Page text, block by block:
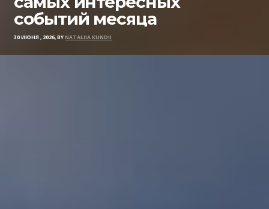
событий месяца
30 ИЮНЯ , 2026, BYNATALIIA KUNDII